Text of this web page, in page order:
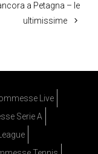
a Petagna – le
ultimissime
Live
Serie A